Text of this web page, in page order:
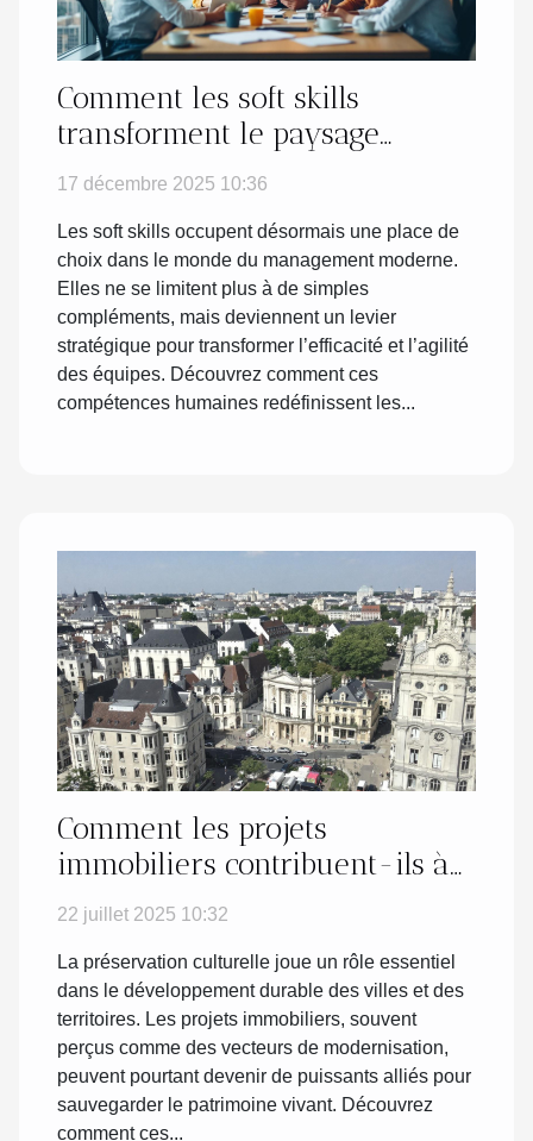
Comment les soft skills
transforment le paysage
managérial moderne ?
17 décembre 2025 10:36
Les soft skills occupent désormais une place de
choix dans le monde du management moderne.
Elles ne se limitent plus à de simples
compléments, mais deviennent un levier
stratégique pour transformer l’efficacité et l’agilité
des équipes. Découvrez comment ces
compétences humaines redéfinissent les...
Comment les projets
immobiliers contribuent-ils à
la préservation culturelle ?
22 juillet 2025 10:32
La préservation culturelle joue un rôle essentiel
dans le développement durable des villes et des
territoires. Les projets immobiliers, souvent
perçus comme des vecteurs de modernisation,
peuvent pourtant devenir de puissants alliés pour
sauvegarder le patrimoine vivant. Découvrez
comment ces...